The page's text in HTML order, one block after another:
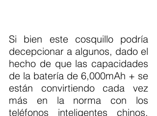
Si bien este cosquillo podría
decepcionar a algunos, dado el
hecho de que las capacidades
de la batería de 6,000mAh + se
están convirtiendo cada vez
más en la norma con los
teléfonos inteligentes chinos,